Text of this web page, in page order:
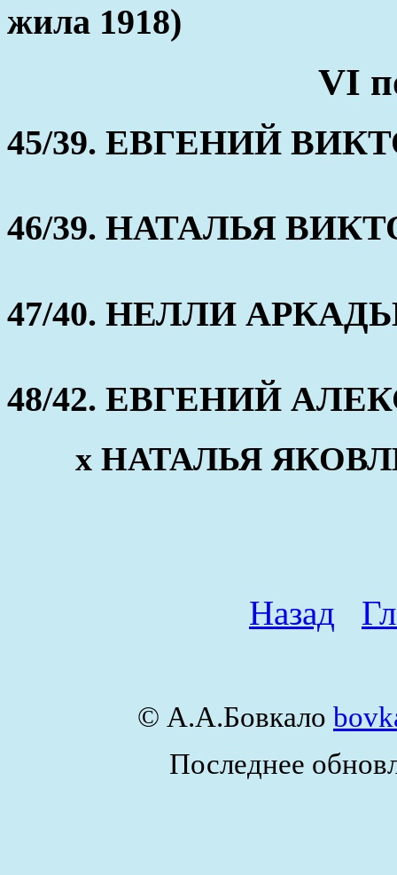
жила 1918)
VI
45/39. ЕВГЕНИЙ
46/39. НАТАЛЬЯ
47/40. НЕЛЛИ
48/42. ЕВГЕНИЙ
x НАТАЛЬЯ
Назад
© А.А.Бовкало
Последнее